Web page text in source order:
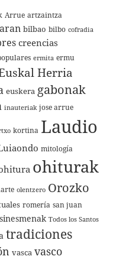
Arrue artzaintza
bilbao bilbo cofradia
creencias
ermita ermu
Herria
euskera gabonak
inauteriak jose arrue
kortina Laudio
mitología
ohiturak
olentzero Orozko
romería san juan
sinesmenak Todos los Santos
tradiciones
vasca vasco